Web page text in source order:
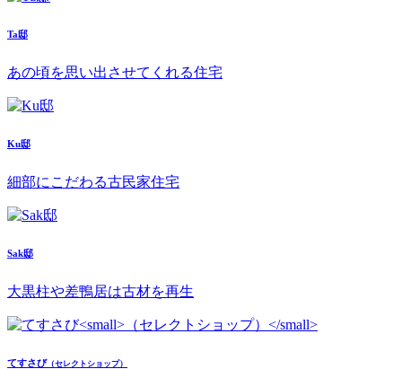
Ta邸
あの頃を思い出させてくれる住宅
Ku邸
細部にこだわる古民家住宅
Sak邸
大黒柱や差鴨居は古材を再生
てすさび（セレクトショップ）